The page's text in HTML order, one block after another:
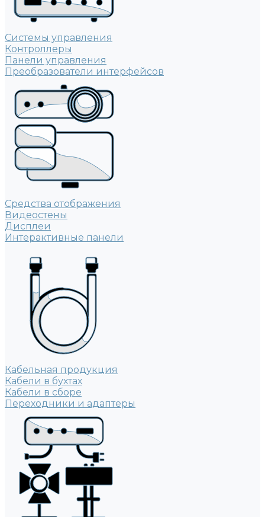
Системы управления
Контроллеры
Панели управления
Преобразователи интерфейсов
Средства отображения
Видеостены
Дисплеи
Интерактивные панели
Кабельная продукция
Кабели в бухтах
Кабели в сборе
Переходники и адаптеры